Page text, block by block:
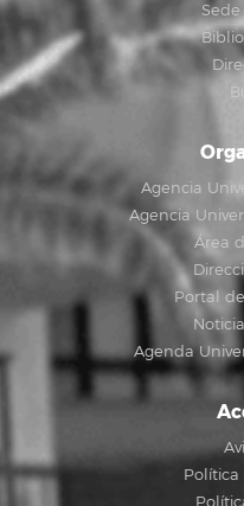
Agencia
Agencia
Área
Portal
Agenda
Política